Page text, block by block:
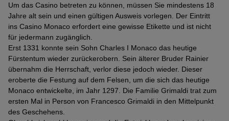
Um das Casino betreten zu können, müssen Sie mindestens 18
Jahre alt sein und einen gültigen Ausweis vorlegen. Der Eintritt
ins Casino Monaco erfordert eine gewisse Etikette und ist nicht
für jedermann zugänglich.
Erst 1331 konnte sein Sohn Charles I Monaco das heutige
Fürstentum wieder zurückerobern. Sein älterer Bruder Rainier
übernahm die Herrschaft, verlor diese jedoch wieder. Dieser
eroberte die Festung auf dem Felsen, um die sich das heutige
Monaco entwickelte, im Jahr 1297. Die Familie Grimaldi trat zum
ersten Mal in Person von Francesco Grimaldi in den Mittelpunkt
des Geschehens.